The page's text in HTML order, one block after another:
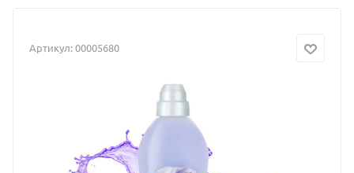
Артикул:00005680